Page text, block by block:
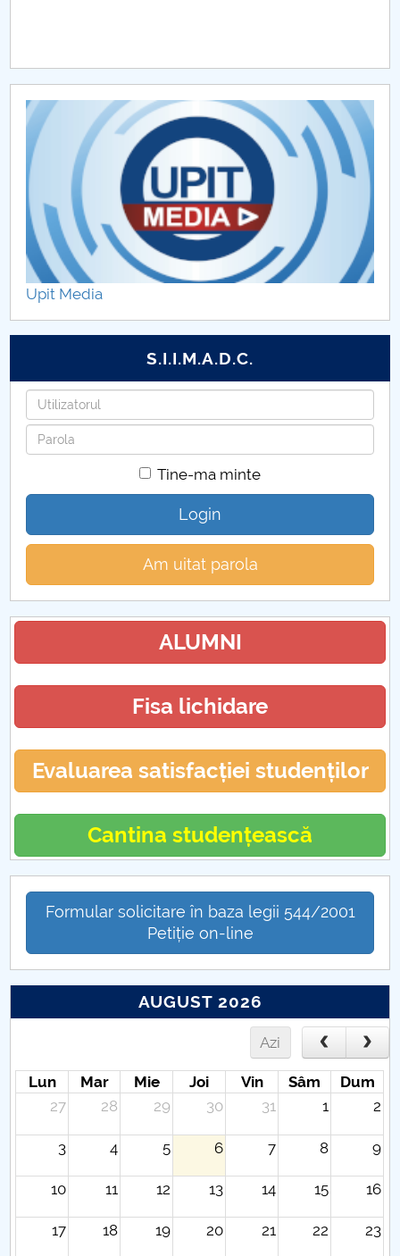
Upit Media
S.I.I.M.A.D.C.
Utilizatorul
Parola
Tine-ma minte
Login
Am uitat parola
ALUMNI
Fisa lichidare
Evaluarea satisfacției studenților
Cantina studențească
Formular solicitare în baza legii 544/2001
Petiție on-line
AUGUST 2026
Azi
Lun Mar Mie Joi Vin Sâm
Dum
27
28 29 30 31 1 2
3 4 5 6 7 8 9
10 11 12 13 14 15 16
17 18 19 20 21 22 23